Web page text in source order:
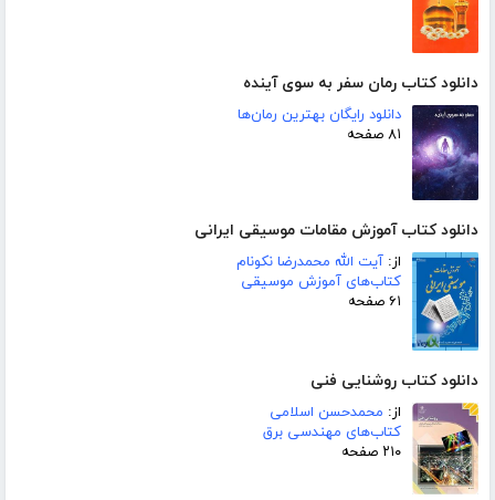
دانلود کتاب رمان سفر به سوی آینده
دانلود رایگان بهترین رمان‌ها
۸۱ صفحه
دانلود کتاب آموزش مقامات موسیقی ایرانی
از: آیت الله محمدرضا نکونام
کتاب‌های آموزش موسیقی
۶۱ صفحه
دانلود کتاب روشنایی فنی
از: محمدحسن اسلامی
کتاب‌های مهندسی برق
۲۱۰ صفحه